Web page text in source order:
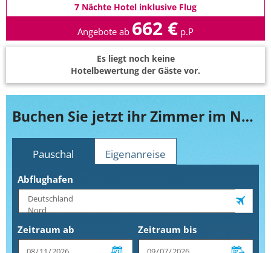
7 Nächte Hotel inklusive Flug
Angebote ab 662 € p.P
Es liegt noch keine
Hotelbewertung der Gäste vor.
Buchen Sie jetzt ihr Zimmer im Nefeli
Pauschal Eigenanreise
Abflughafen
Zeitraum ab Zeitraum bis